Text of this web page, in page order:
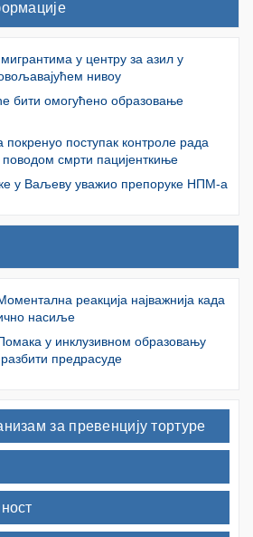
у центру за азил у
нивоу
бити омогућено образовање
покренуо поступак контроле рада
смрти пацијенткиње
у Ваљеву уважио препоруке НПМ-а
реакција најважнија када
насиље
у инклузивном образовању
предрасуде
за превенцију тортуре